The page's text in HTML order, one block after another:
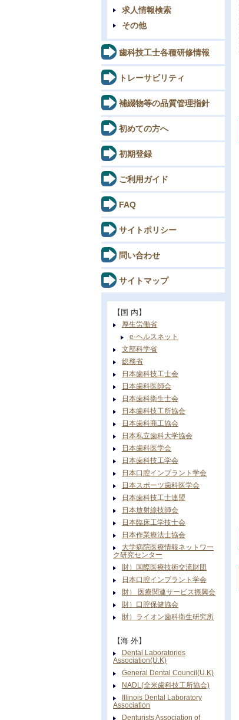
求人情報検索
その他
歯科技工士各種研修情報
トレーサビリティ
補綴物等の品質管理指針
初めての方へ
初期登録
ご利用ガイド
FAQ
サイトポリシー
問い合わせ
サイトマップ
【国 内】
厚生労働省
e-ヘルスネット
文部科学省
総務省
日本歯科技工士会
日本歯科医師会
日本歯科衛生士会
日本歯科技工所協会
日本歯科商工協会
日本私立歯科大学協会
日本歯科医学会
日本歯科技工学会
日本口腔インプラント学会
日本スポーツ歯科医学会
日本歯科技工士連盟
日本放射線技師会
日本臨床工学技士会
日本作業療法士協会
大学病院医療情報ネットワー
ク研究センター
財）国際医療技術交流財団
日本口腔インプラント学会
財） 医療関連サービス振興会
財）口腔保健協会
財）ライオン歯科衛生研究所
【海 外】
Dental Laboratories
Association(U.K)
General Dental Council(U.K)
NADL(全米歯科技工所協会)
Illinois Dental Laboratory
Association
Denturists Association of